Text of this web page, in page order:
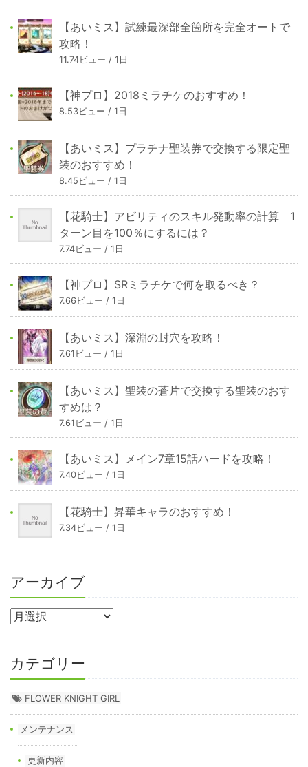
【あいミス】試練最深部全箇所を完全オートで
攻略！
11.74ビュー / 1日
【神プロ】2018ミラチケのおすすめ！
8.53ビュー / 1日
【あいミス】プラチナ聖装券で交換する限定聖
装のおすすめ！
8.45ビュー / 1日
【花騎士】アビリティのスキル発動率の計算 1
ターン目を100％にするには？
7.74ビュー / 1日
【神プロ】SRミラチケで何を取るべき？
7.66ビュー / 1日
【あいミス】深淵の封穴を攻略！
7.61ビュー / 1日
【あいミス】聖装の蒼片で交換する聖装のおす
すめは？
7.61ビュー / 1日
【あいミス】メイン7章15話ハードを攻略！
7.40ビュー / 1日
【花騎士】昇華キャラのおすすめ！
7.34ビュー / 1日
アーカイブ
カテゴリー
FLOWER KNIGHT GIRL
メンテナンス
更新内容